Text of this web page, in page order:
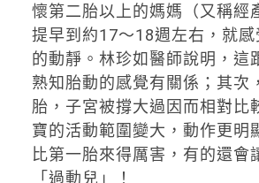
懷第二胎以上的媽媽（又稱經
提早到約17～18週左右，就
的動靜。林珍如醫師說明，這
熟知胎動的感覺有關係；其次
胎，子宮被撐大過因而相對比
寶的活動範圍變大，動作更明
比第一胎來得厲害，有的還會
「過動兒」！